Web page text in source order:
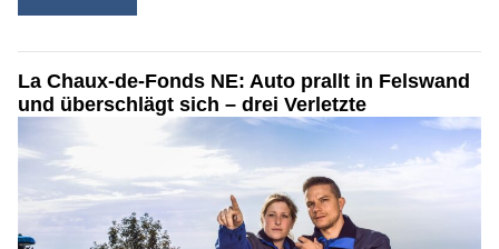
La Chaux-de-Fonds NE: Auto prallt in Felswand
und überschlägt sich – drei Verletzte